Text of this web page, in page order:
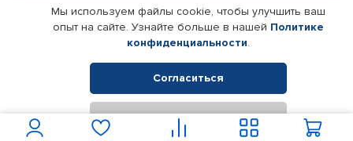
Партнерам
Корпоративным клиентам
Поставщикам
Реквизиты компании
© КАМАЗ ЦЕНТР ДОНЕЦК, 2015-2026. Все права защищены.
Интернет-магазин автомобильных товаров Автопрофи.
Мы используем файлы cookie, чтобы улучшить ваш
опыт на сайте. Узнайте больше в нашей Политике
конфиденциальности.
Согласиться
Отклонить